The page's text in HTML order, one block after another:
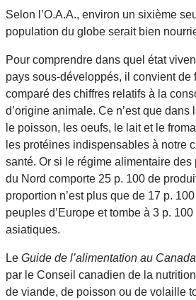
Selon l’O.A.A., environ un sixième
population du globe serait bien
Pour comprendre dans quel état
pays sous-développés, il convient de
comparé des chiffres relatifs à la
d’origine animale. Ce n’est que
le poisson, les oeufs, le lait et le
les protéines indispensables à notre
santé. Or si le régime alimentaire des
du Nord comporte 25 p. 100 de
proportion n’est plus que de 17 p.
peuples d’Europe et tombe à 3 p.
asiatiques.
Le Guide de l’alimentation au Canada
par le Conseil canadien de la
de viande, de poisson ou de volaille